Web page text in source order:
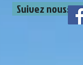
Suivez nous: